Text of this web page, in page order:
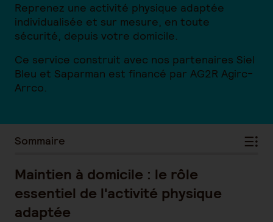
Reprenez une activité physique adaptée
individualisée et sur mesure, en toute
sécurité, depuis votre domicile.
Ce service construit avec nos partenaires Siel
Bleu et Saparman est financé par AG2R Agirc-
Arrco.
Sommaire
Maintien à domicile : le rôle
essentiel de l'activité physique
adaptée